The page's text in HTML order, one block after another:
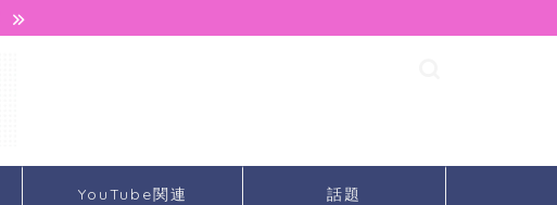
YouTube関連 話題